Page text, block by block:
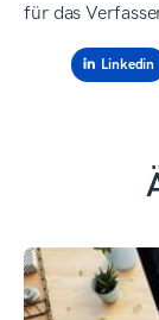
für das
Linkedin